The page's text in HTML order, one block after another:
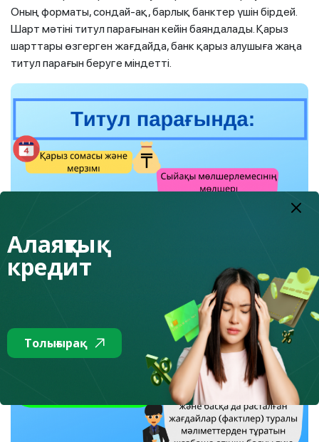
Оның форматы, сондай-ақ, барлық банктер үшін бірдей.
Шарт мәтіні титул парағынан кейін баяндалады. Қарыз
шарттары өзгерген жағдайда, банк қарыз алушыға жаңа
титул парағын беруге міндетті.
Алаяқтық
кредит
Толығырақ